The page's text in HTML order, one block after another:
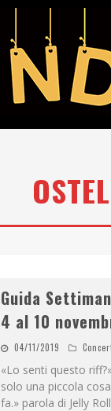
Guida
4 al 10
04/11/2019
«Lo senti questo
solo una piccola
fa.» parola di Jelly